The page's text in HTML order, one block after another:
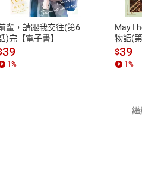
、AFTEE
本店是否提供
之權利，遽消
除權合理例外
質各有不同規
照各商品說明。
輩，請跟我交往(第6
)完【電子書】
39
1 %
May I
物語(
$39
1 %
繼